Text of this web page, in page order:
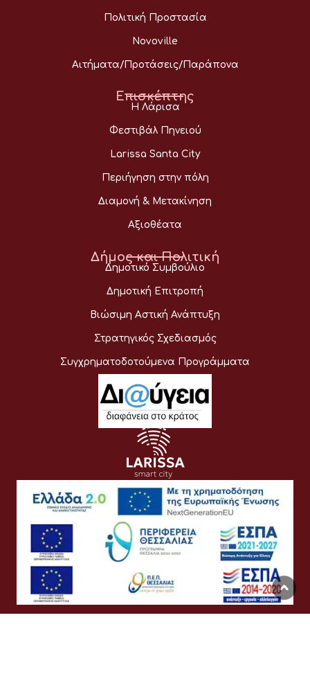
Πολιτική Προστασία
Novoville
Αιτήματα/Προτάσεις/Παράπονα
Επισκέπτης
Η Λάρισα
Φεστιβάλ Πηνειού
Larissa Santa City
Περιήγηση στην πόλη
Διαμονή & Μετακίνηση
Αξιοθέατα
Δήμος και Πολιτική
Δημοτικό Συμβούλιο
Δημοτική Επιτροπή
Βιώσιμη Αστική Ανάπτυξη
Στρατηγικός Σχεδιασμός
Συγχρηματοδοτούμενα Προγράμματα